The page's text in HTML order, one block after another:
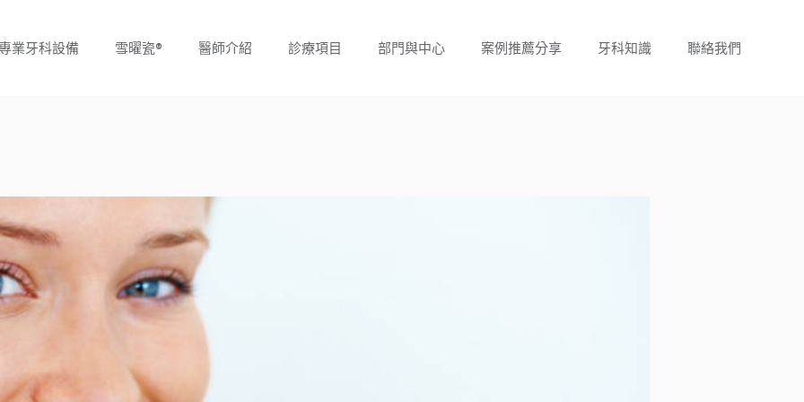
業牙科設備 雪曜瓷® 醫師介紹 診療項目 部門與中心 案例推薦分享 牙科知識 聯絡我們